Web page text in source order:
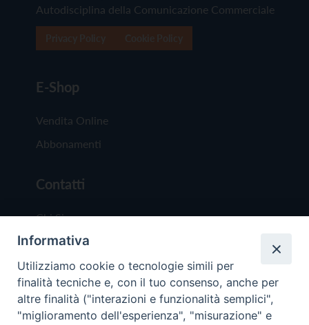
Autodisciplina della Comunicazione Commerciale
E-Shop
Vendita Online
Abbonamenti
Contatti
Chi Siamo
Redazione
Scrivici
Informativa
Utilizziamo cookie o tecnologie simili per
finalità tecniche e, con il tuo consenso, anche per
altre finalità ("interazioni e funzionalità semplici",
"miglioramento dell'esperienza", "misurazione" e